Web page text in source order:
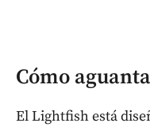
Cómo
El Lightfish está